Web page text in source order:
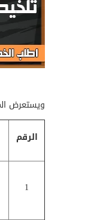
ويستعرض
الرقم
1